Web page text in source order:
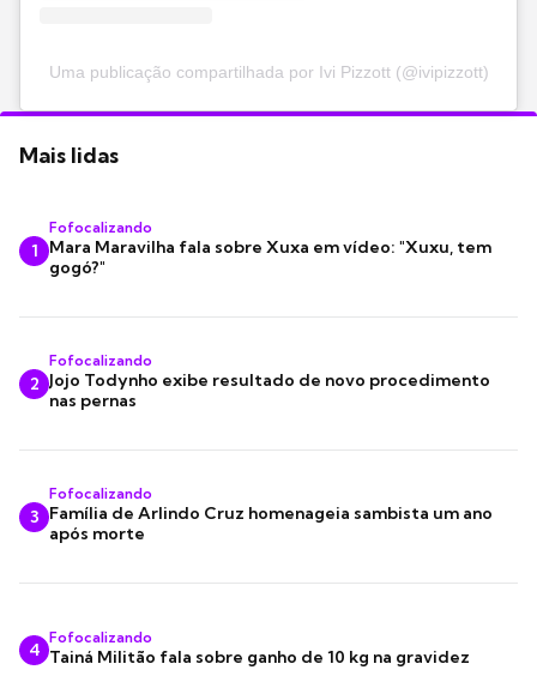
Uma publicação compartilhada por Ivi Pizzott (@ivipizzott)
Mais lidas
1
Fofocalizando
Mara Maravilha fala sobre Xuxa em vídeo: "Xuxu, tem
gogó?"
2
Fofocalizando
Jojo Todynho exibe resultado de novo procedimento
nas pernas
3
Fofocalizando
Família de Arlindo Cruz homenageia sambista um ano
após morte
4
Fofocalizando
Tainá Militão fala sobre ganho de 10 kg na gravidez